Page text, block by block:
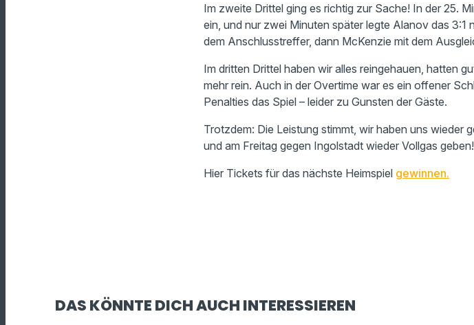
Im zweite Drittel ging es richtig zur Sache! In der 25.
ein, und nur zwei Minuten später legte Alanov das
dem Anschlusstreffer, dann McKenzie mit dem
Im dritten Drittel haben wir alles reingehauen, hatten
mehr rein. Auch in der Overtime war es ein offener
Penalties das Spiel – leider zu Gunsten der Gäste.
Trotzdem: Die Leistung stimmt, wir haben uns wieder
und am Freitag gegen Ingolstadt wieder Vollgas geben!
Hier Tickets für das nächste Heimspiel gewinnen.
DAS KÖNNTE DICH AUCH INTERESSIEREN